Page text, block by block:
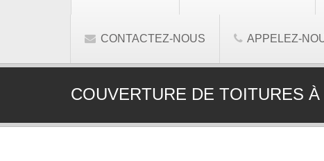
CONTACTEZ-NOUS APPELEZ-
COUVERTURE DE TOITURES